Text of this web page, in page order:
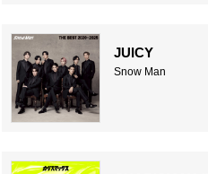
JUICY
Snow Man